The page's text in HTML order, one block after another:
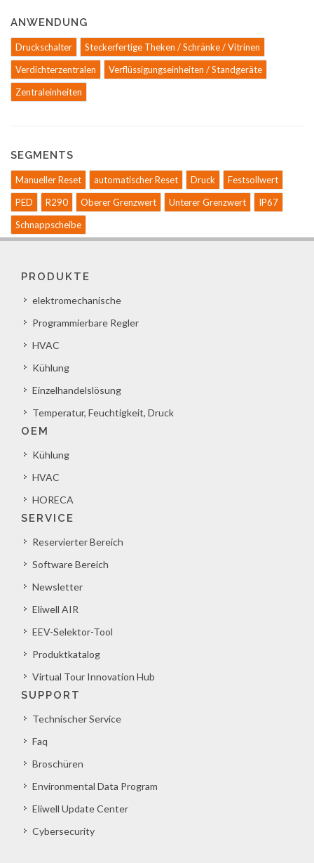
ANWENDUNG
Druckschalter
Steckerfertige Theken / Schränke / Vitrinen
Verdichterzentralen
Verflüssigungseinheiten / Standgeräte
Zentraleinheiten
SEGMENTS
Manueller Reset automatischer Reset Druck
Festsollwert
PED
R290 Oberer Grenzwert Unterer Grenzwert
IP67
Schnappscheibe
PRODUKTE
elektromechanische
Programmierbare Regler
HVAC
Kühlung
Einzelhandelslösung
Temperatur, Feuchtigkeit, Druck
OEM
Kühlung
HVAC
HORECA
SERVICE
Reservierter Bereich
Software Bereich
Newsletter
Eliwell AIR
EEV-Selektor-Tool
Produktkatalog
Virtual Tour Innovation Hub
SUPPORT
Technischer Service
Faq
Broschüren
Environmental Data Program
Eliwell Update Center
Cybersecurity